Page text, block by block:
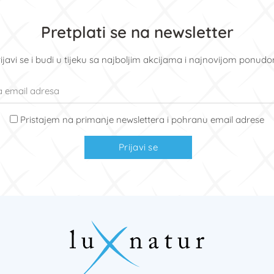
Pretplati se na newsletter
se i budi u tijeku sa najboljim akcijama i najnovijom
Pristajem na primanje newslettera i pohranu email adrese
Prijavi se